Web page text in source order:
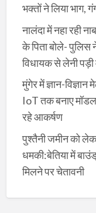
भक्तों ने लिया भाग,
नालंदा में नहा रही
के पिता बोले- पुलिस
विधायक से लेनी
मुंगेर में ज्ञान-
IoT तक बनाए
रहे आकर्षण
पुश्तैनी जमीन को
धमकी:बेतिया में
मिलने पर चेतावनी